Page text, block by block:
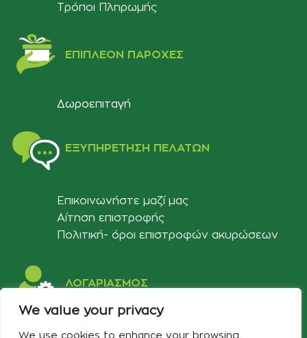
We value your privacy
We use cookies to enhance your browsing
Τρόποι Πληρωμής
ΕΠΙΠΛΈΟΝ ΠΑΡΟΧΈΣ
Δωροεπιταγή
ΕΞΥΠΗΡΈΤΗΣΗ ΠΕΛΑΤΏΝ
Επικοινωνήστε μαζί μας
Αίτηση επιστροφής
Πολιτική- όροι επιστροφών ακυρώσεων
ΛΟΓΑΡΙΑΣΜΟΣ
Στοιχεία λογαριασμού